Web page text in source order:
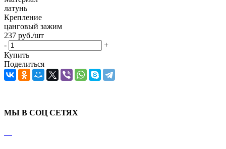
латунь
Крепление
цанговый зажим
237 руб./шт
-
+
Купить
Поделиться
МЫ В СОЦ СЕТЯХ